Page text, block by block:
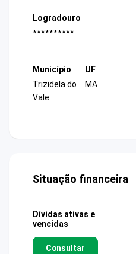
Logradouro
**********
Município
Trizidela do
Vale
UF
MA
Situação financeira
Dívidas ativas e
vencidas
Consultar